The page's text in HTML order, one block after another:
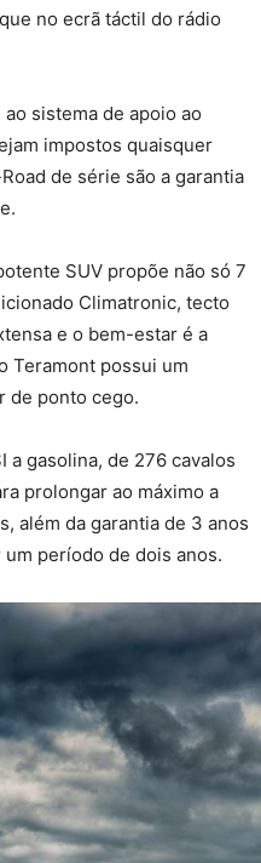
no ecrã táctil do rádio
sistema de apoio ao
impostos quaisquer
de série são a garantia
SUV propõe não só 7
Climatronic, tecto
e o bem-estar é a
Teramont possui um
de ponto cego.
a gasolina, de 276 cavalos
prolongar ao máximo a
além da garantia de 3 anos
período de dois anos.